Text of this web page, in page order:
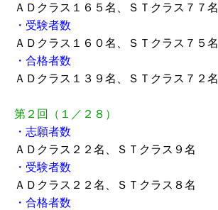
ＡＤクラス１６５名、ＳＴクラス７７名
・受験者数
ＡＤクラス１６０名、ＳＴクラス７５名
・合格者数
ＡＤクラス１３９名、ＳＴクラス７２名
第２回（１／２８）
・志願者数
ＡＤクラス２２名、ＳＴクラス９名
・受験者数
ＡＤクラス２２名、ＳＴクラス８名
・合格者数